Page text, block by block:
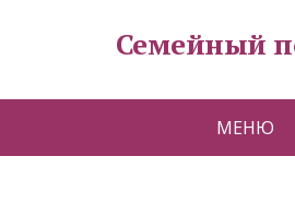
Семейный
МЕНЮ